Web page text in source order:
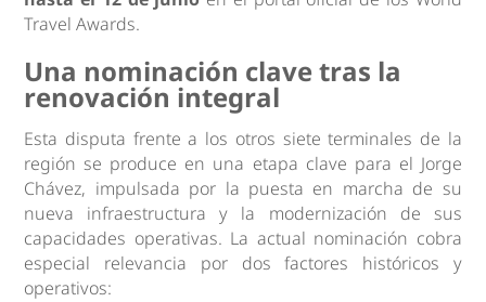
Travel Awards.
Una nominación clave tras la
renovación integral
Esta disputa frente a los otros siete terminales de la
región se produce en una etapa clave para el Jorge
Chávez, impulsada por la puesta en marcha de su
nueva infraestructura y la modernización de sus
capacidades operativas. La actual nominación cobra
especial relevancia por dos factores históricos y
operativos: